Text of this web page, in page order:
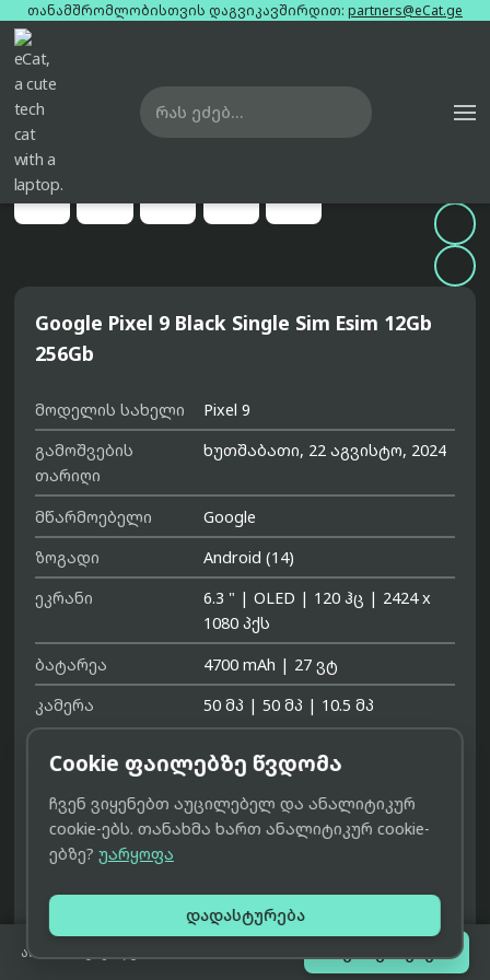
თანამშრომლობისთვის დაგვიკავშირდით: partners@eCat.ge
მთავარი ტელეფონები

Google Pixel 9 Black Single Sim Esim 12Gb
256Gb
მოდელის სახელი
Pixel 9
გამოშვების
თარიღი
ხუთშაბათი, 22 აგვისტო, 2024
მწარმოებელი
Google
ზოგადი
Android (14)
ეკრანი
6.3 " | OLED | 120 ჰც | 2424 x
1080 პქს
ბატარეა
4700 mAh | 27 ვტ
კამერა
50 მპ | 50 მპ | 10.5 მპ
დეტალურად
შავი (Obsidian) ვარდისფერი (Peony)
ბეჟი (Porcelain) მწვანე (Wintergreen)
შემნახველის ზომა:
არ არის გაყიდვაში შეთავაზებები
Cookie ფაილებზე წვდომა
ჩვენ ვიყენებთ აუცილებელ და ანალიტიკურ
cookie-ებს. თანახმა ხართ ანალიტიკურ cookie-
ებზე? უარყოფა
დადასტურება